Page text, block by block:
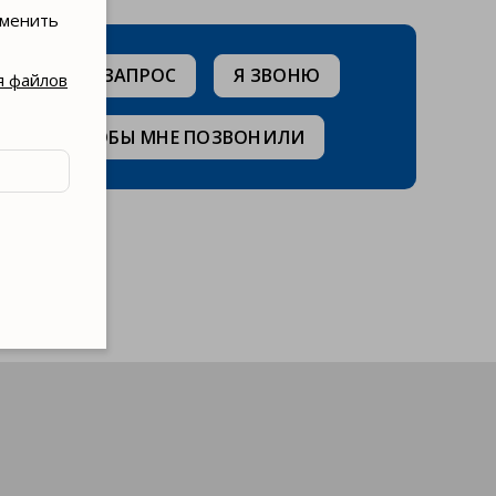
ЗАПРОС Я ЗВОНЮ
ЖЕЛАЮ, ЧТОБЫ МНЕ ПОЗВОНИЛИ
файлов